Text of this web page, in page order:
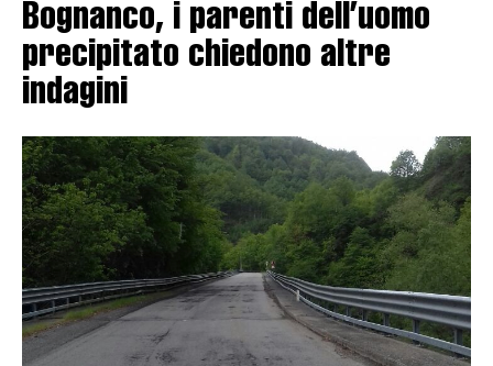
Bognanco, i parenti dell’uomo
precipitato chiedono altre
indagini